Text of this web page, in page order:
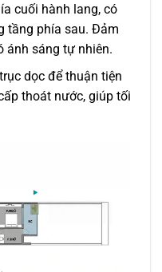
cuối hành lang, có
tầng phía sau. Đảm
ánh sáng tự nhiên.
dọc để thuận tiện
thoát nước, giúp tối